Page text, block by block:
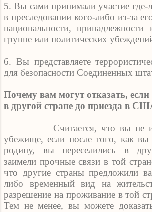
5. Вы сами принимали участие где-
в преследовании кого-либо из-за
национальности, принадлежности
группе или политических
6. Вы представляете
для безопасности Соединенных
Почему вам могут отказать,
в другой стране до приезда в
Считается, что вы не
убежище, если после того, как
родину, вы переселились в
заимели прочные связи в той
что другие страны предложили
либо временный вид на
разрешение на проживание в той
Тем не менее, вы можете